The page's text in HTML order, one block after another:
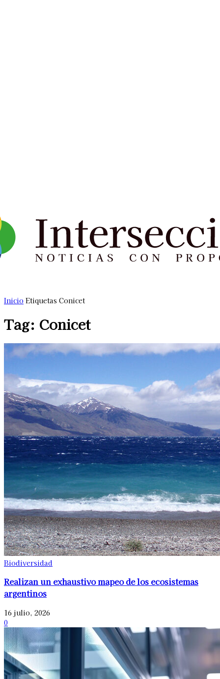
Inicio Etiquetas Conicet
Tag: Conicet
Biodiversidad
Realizan un exhaustivo mapeo de los ecosistemas
argentinos
16 julio, 2026
0